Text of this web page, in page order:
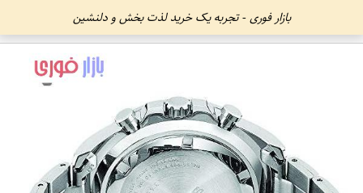
بازار فوری - تجربه یک خرید لذت بخش و دلنشین